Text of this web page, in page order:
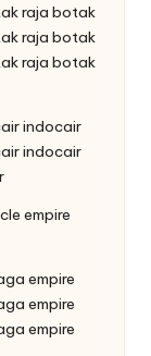
raja botak
raja botak
raja botak
indocair
indocair
empire
empire
empire
empire